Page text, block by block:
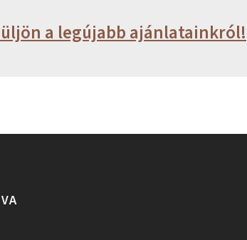
a legújabb ajánlatainkról!